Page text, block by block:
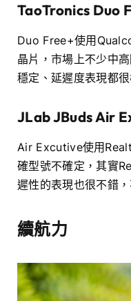
TaoTronics Duo
Duo Free+使用
晶片，市場上不少中
穩定、延遲度表現都很
JLab JBuds Air
Air Excutive使用
確型號不確定，其實
遲性的表現也很不錯
續航力